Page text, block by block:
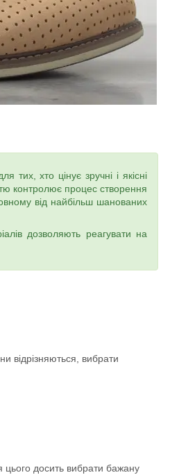
тих, хто цінує зручні і якісні
контролює процес створення
від найбільш шанованих
дозволяють реагувати на
відрізняються, вибрати
досить вибрати бажану